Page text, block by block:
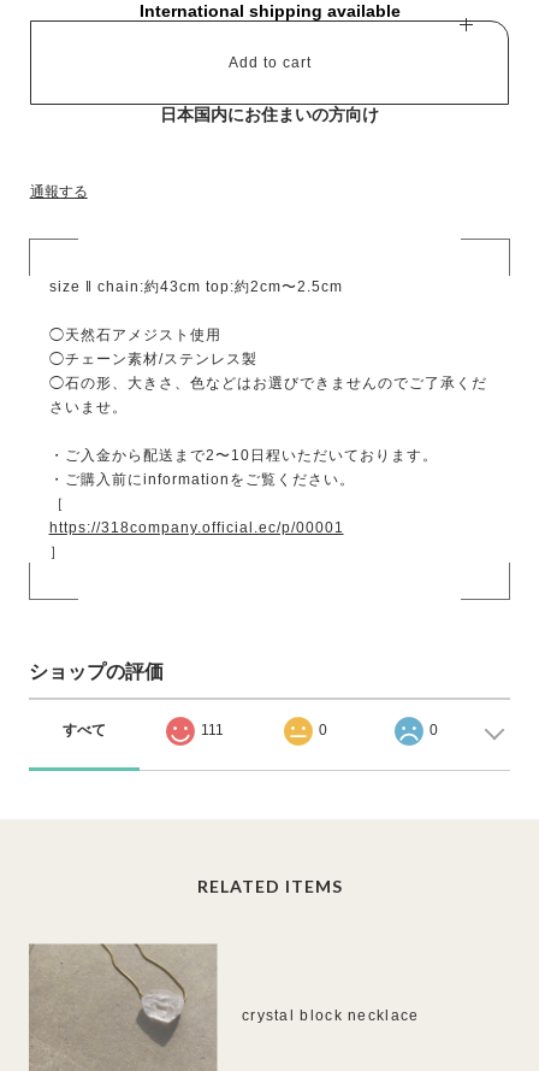
International shipping available
Add to cart
日本国内にお住まいの方向け
通報する
size ‖ chain:約43cm top:約2cm〜2.5cm
◯天然石アメジスト使用
◯チェーン素材/ステンレス製
◯石の形、大きさ、色などはお選びできませんのでご了承くだ
さいませ。
・ご入金から配送まで2〜10日程いただいております。
・ご購入前にinformationをご覧ください。
［
https://318company.official.ec/p/00001
］
ショップの評価
すべて 111 0 0
RELATED ITEMS
crystal block necklace